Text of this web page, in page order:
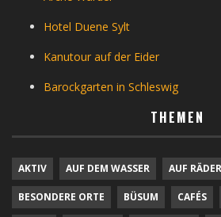
Hotel Duene Sylt
Kanutour auf der Eider
Barockgarten in Schleswig
THEMEN
AKTIV AUF DEM WASSER AUF
BESONDERE ORTE BÜSUM CAFÉS